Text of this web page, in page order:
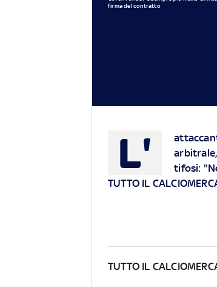
firma del contratto
L'
tifosi:
TUTTO IL
TUTTO IL